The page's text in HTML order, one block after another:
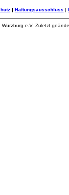
| Haftungsausschluss |
Würzburg e.V. Zuletzt